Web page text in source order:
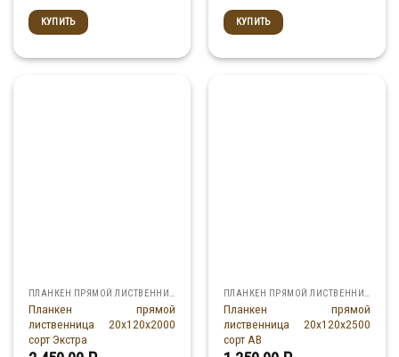
КУПИТЬ КУПИТЬ
Планкен прямой
лиственница 20x120x2000
сорт Экстра
Планкен прямой
лиственница 20x120x2500
сорт АВ